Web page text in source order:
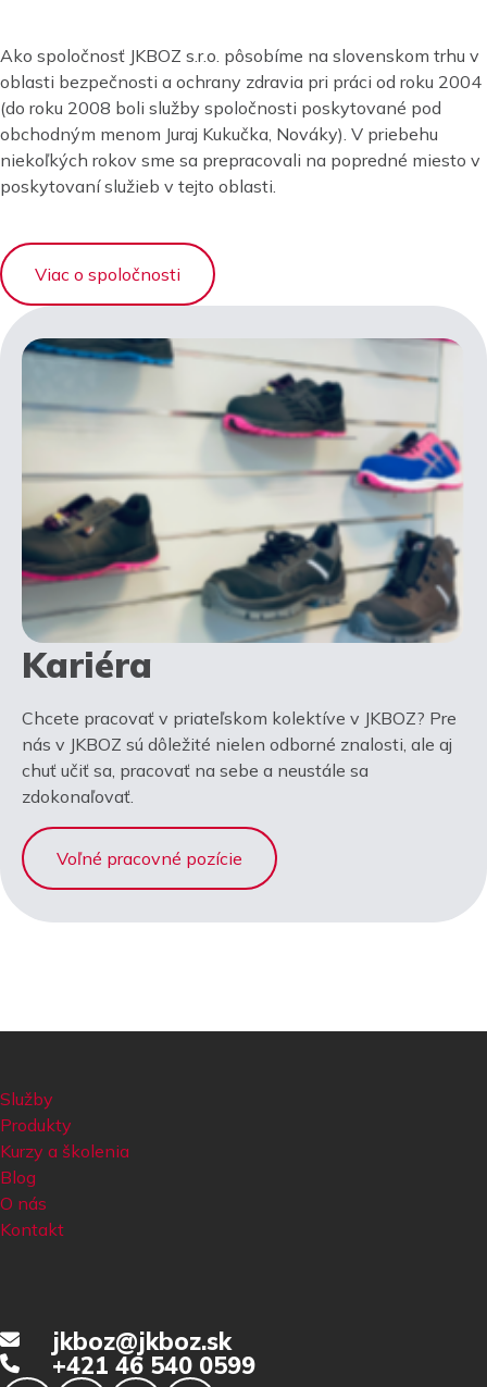
Ako spoločnosť JKBOZ s.r.o. pôsobíme na slovenskom trhu v
oblasti bezpečnosti a ochrany zdravia pri práci od roku 2004
(do roku 2008 boli služby spoločnosti poskytované pod
obchodným menom Juraj Kukučka, Nováky). V priebehu
niekoľkých rokov sme sa prepracovali na popredné miesto v
poskytovaní služieb v tejto oblasti.
Viac o spoločnosti
Kariéra
Chcete pracovať v priateľskom kolektíve v JKBOZ? Pre
nás v JKBOZ sú dôležité nielen odborné znalosti, ale aj
chuť učiť sa, pracovať na sebe a neustále sa
zdokonaľovať.
Voľné pracovné pozície
Služby
Produkty
Kurzy a školenia
Blog
O nás
Kontakt
jkboz@jkboz.sk
+421 46 540 0599